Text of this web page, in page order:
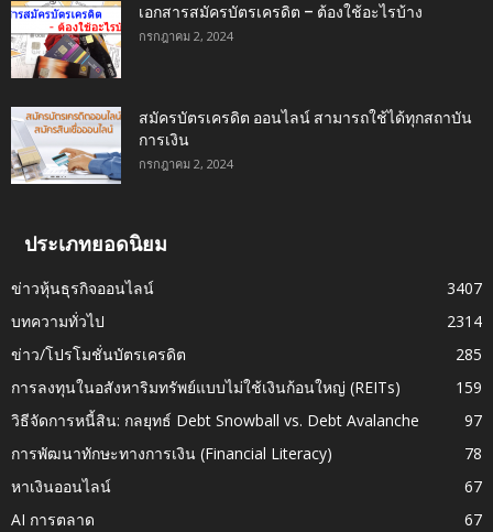
เอกสารสมัครบัตรเครดิต – ต้องใช้อะไรบ้าง
กรกฎาคม 2, 2024
สมัครบัตรเครดิต ออนไลน์ สามารถใช้ได้ทุกสถาบัน
การเงิน
กรกฎาคม 2, 2024
ประเภทยอดนิยม
ข่าวหุ้นธุรกิจออนไลน์
3407
บทความทั่วไป
2314
ข่าว/โปรโมชั่นบัตรเครดิต
285
การลงทุนในอสังหาริมทรัพย์แบบไม่ใช้เงินก้อนใหญ่ (REITs)
159
วิธีจัดการหนี้สิน: กลยุทธ์ Debt Snowball vs. Debt Avalanche
97
การพัฒนาทักษะทางการเงิน (Financial Literacy)
78
หาเงินออนไลน์
67
AI การตลาด
67